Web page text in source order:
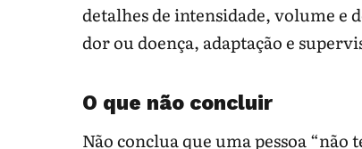
detalhes de intensidade, volume e
dor ou doença, adaptação e
O que não concluir
Não conclua que uma pessoa